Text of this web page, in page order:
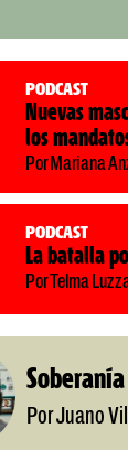
Podcast
Nuevas
los
Por Mariana
Podcast
La batalla
Por Telma
Por Juano